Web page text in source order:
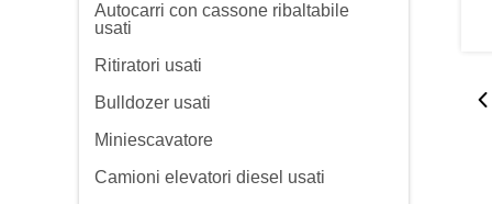
Autocarri con cassone ribaltabile
usati
Ritiratori usati
Bulldozer usati
Miniescavatore
Camioni elevatori diesel usati